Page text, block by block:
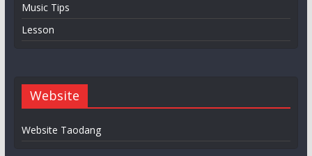
Music Tips
Lesson
Website
Website Taodang